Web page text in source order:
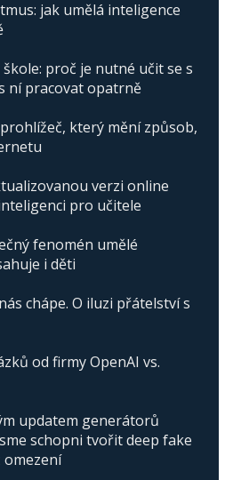
jak umělá inteligence
proč je nutné učit se s
ní pracovat opatrně
který mění způsob,
verzi online
pro učitele
fenomén umělé
i děti
chápe. O iluzi přátelství s
od firmy OpenAI vs.
updatem generátorů
schopni tvořit deep fake